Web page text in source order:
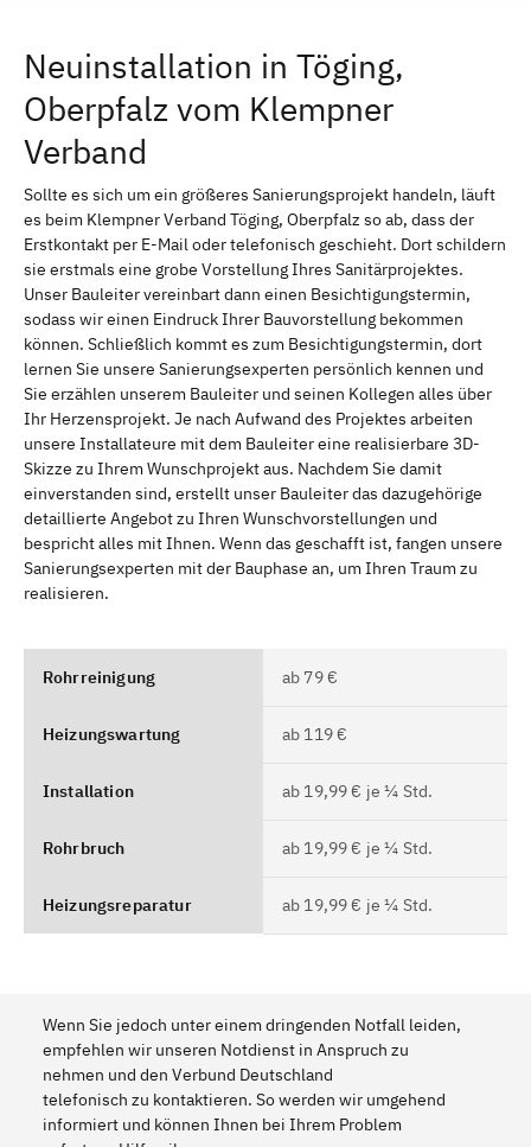
Neuinstallation in Töging,
Oberpfalz vom Klempner
Verband
Sollte es sich um ein größeres Sanierungsprojekt handeln, läuft
es beim Klempner Verband Töging, Oberpfalz so ab, dass der
Erstkontakt per E-Mail oder telefonisch geschieht. Dort schildern
sie erstmals eine grobe Vorstellung Ihres Sanitärprojektes.
Unser Bauleiter vereinbart dann einen Besichtigungstermin,
sodass wir einen Eindruck Ihrer Bauvorstellung bekommen
können. Schließlich kommt es zum Besichtigungstermin, dort
lernen Sie unsere Sanierungsexperten persönlich kennen und
Sie erzählen unserem Bauleiter und seinen Kollegen alles über
Ihr Herzensprojekt. Je nach Aufwand des Projektes arbeiten
unsere Installateure mit dem Bauleiter eine realisierbare 3D-
Skizze zu Ihrem Wunschprojekt aus. Nachdem Sie damit
einverstanden sind, erstellt unser Bauleiter das dazugehörige
detaillierte Angebot zu Ihren Wunschvorstellungen und
bespricht alles mit Ihnen. Wenn das geschafft ist, fangen unsere
Sanierungsexperten mit der Bauphase an, um Ihren Traum zu
realisieren.
Rohrreinigung ab 79 €
Heizungswartung ab 119 €
Installation ab 19,99 € je ¼ Std.
Rohrbruch ab 19,99 € je ¼ Std.
Heizungsreparatur ab 19,99 € je ¼ Std.
Wenn Sie jedoch unter einem dringenden Notfall leiden,
empfehlen wir unseren Notdienst in Anspruch zu
nehmen und den Verbund Deutschland
telefonisch zu kontaktieren. So werden wir umgehend
informiert und können Ihnen bei Ihrem Problem